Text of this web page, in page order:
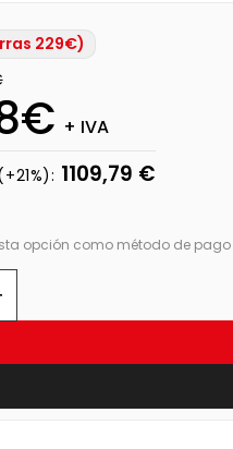
229€)
+ IVA
1109,79 €
opción como método de